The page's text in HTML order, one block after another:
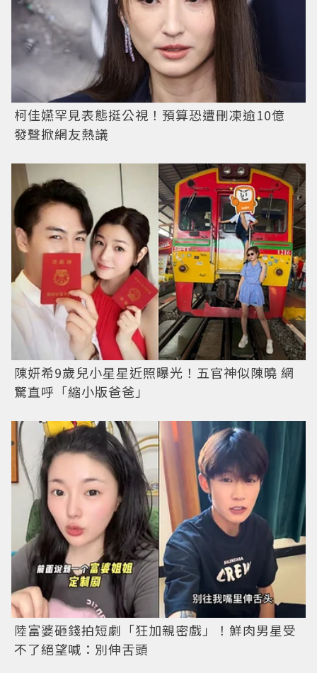
柯佳嬿罕見表態挺公視！預算恐遭刪凍逾10億
發聲掀網友熱議
陳妍希9歲兒小星星近照曝光！五官神似陳曉 網
驚直呼「縮小版爸爸」
陸富婆砸錢拍短劇「狂加親密戲」！鮮肉男星受
不了絕望喊：別伸舌頭